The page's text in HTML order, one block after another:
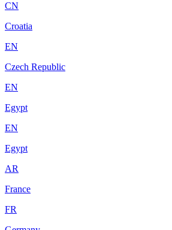
CN
Croatia
EN
Czech Republic
EN
Egypt
EN
Egypt
AR
France
FR